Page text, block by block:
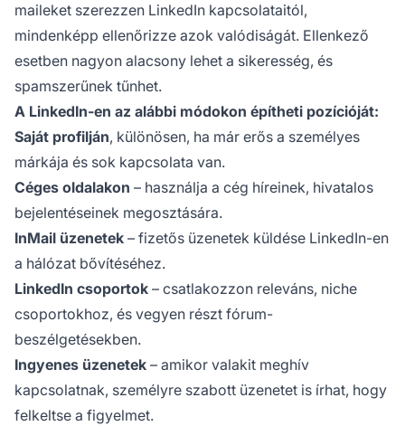
maileket szerezzen LinkedIn kapcsolataitól,
mindenképp ellenőrizze azok valódiságát. Ellenkező
esetben nagyon alacsony lehet a sikeresség, és
spamszerűnek tűnhet.
A LinkedIn-en az alábbi módokon építheti pozícióját:
Saját profilján, különösen, ha már erős a személyes
márkája és sok kapcsolata van.
Céges oldalakon – használja a cég híreinek, hivatalos
bejelentéseinek megosztására.
InMail üzenetek – fizetős üzenetek küldése LinkedIn-en
a hálózat bővítéséhez.
LinkedIn csoportok – csatlakozzon releváns, niche
csoportokhoz, és vegyen részt fórum-
beszélgetésekben.
Ingyenes üzenetek – amikor valakit meghív
kapcsolatnak, személyre szabott üzenetet is írhat, hogy
felkeltse a figyelmet.